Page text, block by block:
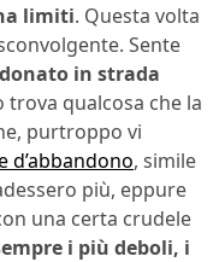
limiti. Questa volta
Sente
in strada
qualcosa che la
purtroppo vi
d’abbandono, simile
più, eppure
una certa crudele
i più deboli, i